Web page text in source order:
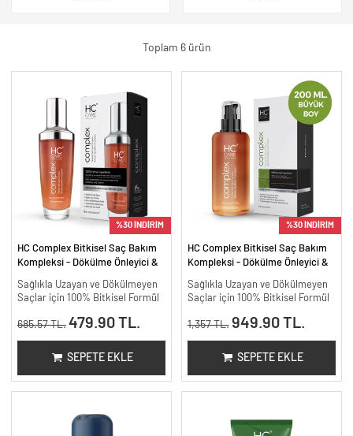
Toplam 6 ürün
%30 İNDİRİM
HC Complex Bitkisel Saç Bakım
Kompleksi - Dökülme Önleyici &
100 ml
Sağlıkla Uzayan ve Dökülmeyen
Saçlar için 100% Bitkisel Formül
685.57 TL. 479.90 TL.
SEPETE EKLE
%30 İNDİRİM
HC Complex Bitkisel Saç Bakım
Kompleksi - Dökülme Önleyici &
200 ml.
Sağlıkla Uzayan ve Dökülmeyen
Saçlar için 100% Bitkisel Formül
1,357 TL. 949.90 TL.
SEPETE EKLE